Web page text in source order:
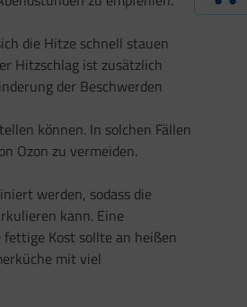
die Hitze schnell stauen
Hitzschlag ist zusätzlich
der Beschwerden
können. In solchen Fällen
Ozon zu vermeiden.
werden, sodass die
kann. Eine
Kost sollte an heißen
mit viel